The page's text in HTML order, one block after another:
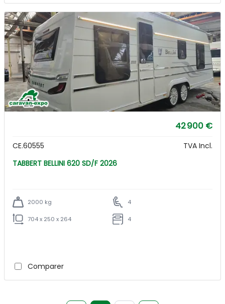
42 900 €
CE.60555
TVA Incl.
TABBERT BELLINI 620 SD/F 2026
2000 kg 4
704 x 250 x 264 4
Comparer